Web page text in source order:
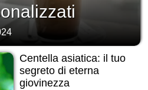
Centella asiatica: il tuo
segreto di eterna
giovinezza